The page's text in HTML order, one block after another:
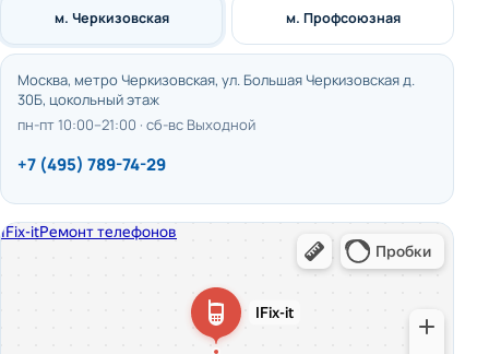
м. Черкизовская
Москва, метро Черкизовская, ул. Большая Черкизовская д.
30Б, цокольный этаж
пн-пт 10:00–21:00 · сб-вс Выходной
+7 (495) 789-74-29
м. Профсоюзная